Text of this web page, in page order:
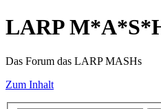
LARP
Das Forum das LARP MASHs
Zum Inhalt